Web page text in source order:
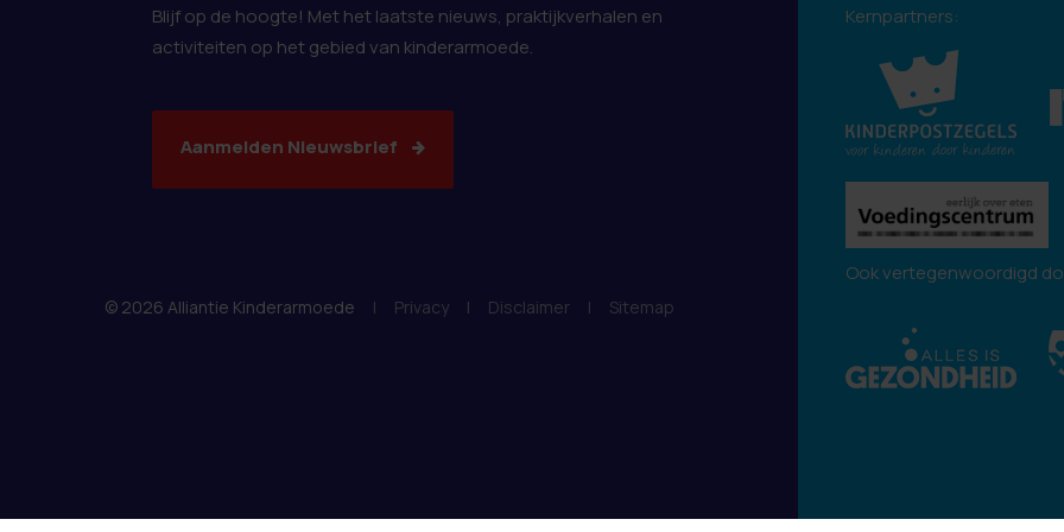
Blijf op de hoogte! Met het laatste nieuws, praktijkverhalen en
activiteiten op het gebied van kinderarmoede.
Aanmelden Nieuwsbrief
© 2026 Alliantie Kinderarmoede | Privacy | Disclaimer | Sitemap
Kernpartners:
Ook vertegenwoordigd